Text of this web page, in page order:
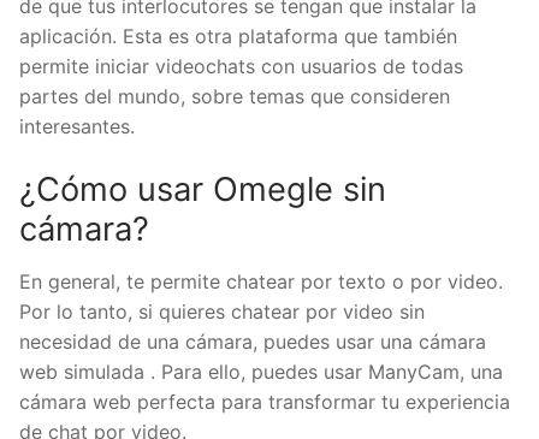
de que tus interlocutores se tengan que instalar la
aplicación. Esta es otra plataforma que también
permite iniciar videochats con usuarios de todas
partes del mundo, sobre temas que consideren
interesantes.
¿Cómo usar Omegle sin
cámara?
En general, te permite chatear por texto o por video.
Por lo tanto, si quieres chatear por video sin
necesidad de una cámara, puedes usar una cámara
web simulada . Para ello, puedes usar ManyCam, una
cámara web perfecta para transformar tu experiencia
de chat por video.